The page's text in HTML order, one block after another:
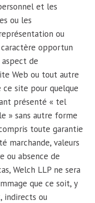
et les
ou les
ou
opportun
de
Web ou tout autre
ce site pour quelque
présenté « tel
» sans autre forme
toute garantie
marchande, valeurs
ou absence de
Welch LLP ne sera
que ce soit, y
indirects ou